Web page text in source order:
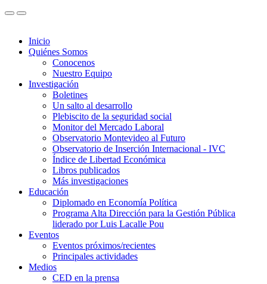
Inicio
Quiénes Somos
Conocenos
Nuestro Equipo
Investigación
Boletines
Un salto al desarrollo
Plebiscito de la seguridad social
Monitor del Mercado Laboral
Observatorio Montevideo al Futuro
Observatorio de Inserción Internacional - IVC
Índice de Libertad Económica
Libros publicados
Más investigaciones
Educación
Diplomado en Economía Política
Programa Alta Dirección para la Gestión Pública
liderado por Luis Lacalle Pou
Eventos
Eventos próximos/recientes
Principales actividades
Medios
CED en la prensa